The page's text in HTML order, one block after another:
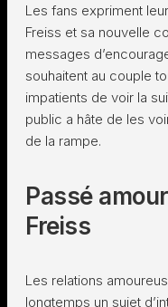
Les fans expriment
Freiss et sa nouvelle
messages
souhaitent au couple
impatients de voir la
public a hâte de les
de la rampe.
Passé
Freiss
Les relations
longtemps un sujet